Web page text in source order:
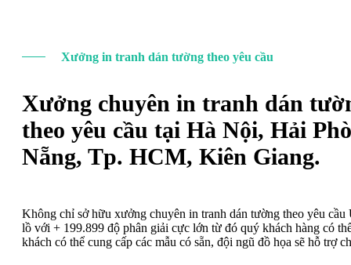
Xưởng in tranh dán tường theo yêu cầu
Xưởng chuyên in tranh dán
theo yêu cầu tại Hà Nội, Hải
Nẵng, Tp. HCM, Kiên Giang.
Không chỉ sở hữu xưởng chuyên in tranh dán tường theo yêu
lồ với + 199.899 độ phân giải cực lớn từ đó quý khách hàng có
khách có thể cung cấp các mẫu có sẵn, đội ngũ đồ họa sẽ hỗ trợ